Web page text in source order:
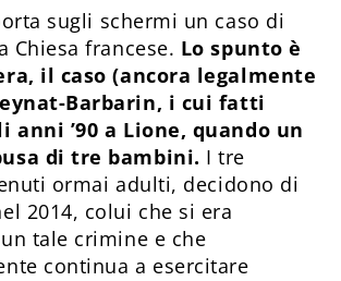
sugli schermi un caso di
Chiesa francese. Lo spunto è
il caso (ancora legalmente
Barbarin, i cui fatti
anni ’90 a Lione, quando un
di tre bambini. I tre
ormai adulti, decidono di
2014, colui che si era
tale crimine e che
continua a esercitare